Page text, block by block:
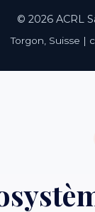
© 2026 ACRL
Torgon, Suisse |